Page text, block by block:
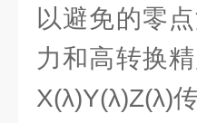
以避免的零
力和高转换
X(λ)Y(λ)Z(λ)